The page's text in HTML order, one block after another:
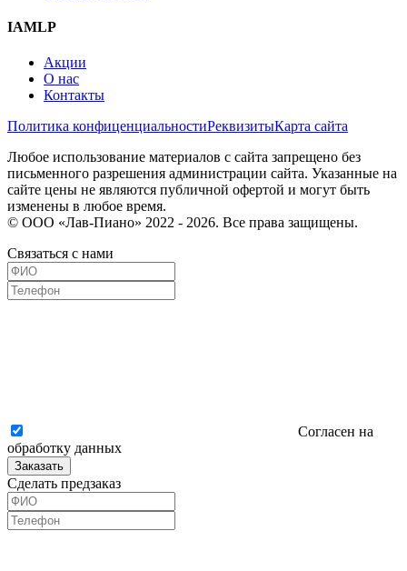
IAMLP
Акции
О нас
Контакты
Политика конфиценциальностиРеквизитыКарта сайта
Любое использование материалов с сайта запрещено без
письменного разрешения администрации сайта. Указанные на
сайте цены не являются публичной офертой и могут быть
изменены в любое время.
© ООО «Лав-Пиано» 2022 - 2026. Все права защищены.
Связаться с нами
Согласен на
обработку данных
Заказать
Сделать предзаказ